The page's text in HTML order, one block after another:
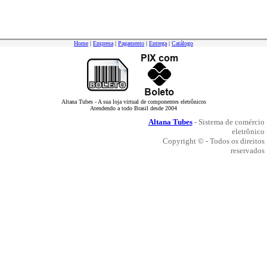
Home | Empresa | Pagamento | Entrega | Catálogo
Altana Tubes - A sua loja virtual de componentes eletrônicos
Atendendo a todo Brasil desde 2004
Altana Tubes- Sistema de comércio
eletrônico
Copyright © - Todos os direitos
reservados